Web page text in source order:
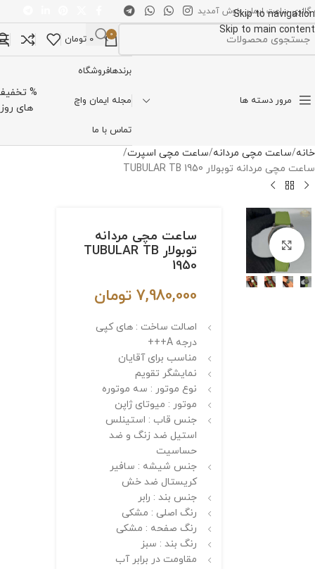
Skip to navigation
Skip to main content
گالری ساعت ایمان خوش آمدید
0
0 تومان
مرور دسته ها
برندهافروشگاه
مجله ایمان واچ
تماس با ما
%
های روز
خانه ساعت مچی مردانه ساعت مچی اسپرت
ساعت مچی مردانه توبولار TUBULAR TB 1950
برای بزرگنمایی کلیک کنیدساعت مچی مردانه
توبولار TUBULAR TB
1950
7,980,000 تومان
اصالت ساخت : های کپی
درجه A+++
مناسب برای آقایان
نمایشگر تقویم
نوع موتور : سه موتوره
موتور : میوتای ژاپن
جنس قاب : استینلس
استیل ضد زنگ و ضد
حساسیت
جنس شیشه : سافیر
کریستال ضد خش
جنس بند : رابر
رنگ اصلی : مشکی
رنگ صفحه : مشکی
رنگ بند : سبز
مقاومت در برابر آب